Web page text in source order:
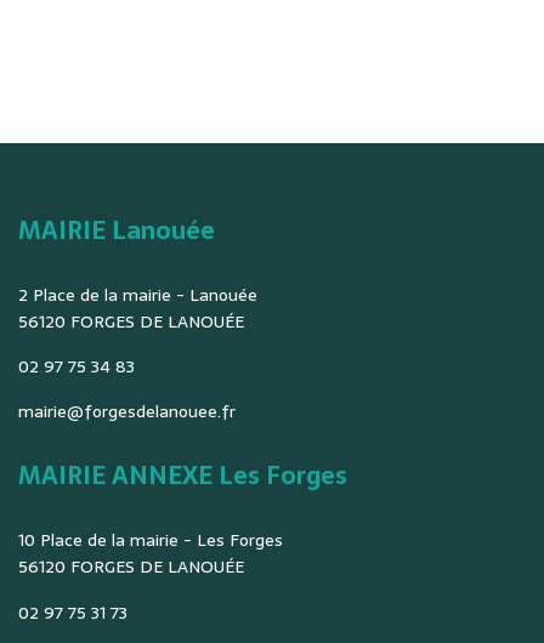
MAIRIE Lanouée
2 Place de la mairie - Lanouée
56120 FORGES DE LANOUÉE
02 97 75 34 83
mairie@forgesdelanouee.fr
MAIRIE ANNEXE Les Forges
10 Place de la mairie - Les Forges
56120 FORGES DE LANOUÉE
02 97 75 31 73